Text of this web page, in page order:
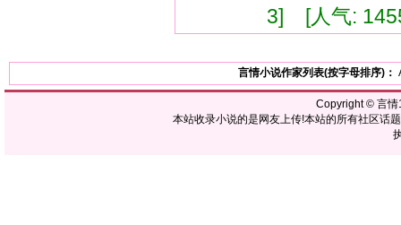
3] [人气:
言情小说作家列表(按字母排序)：
Copyright © 言情
本站收录小说的是网友上传!本站的所有社区话